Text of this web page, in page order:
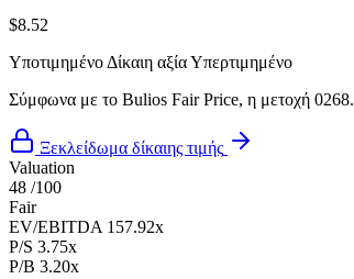
$8.52
Υποτιμημένο Δίκαιη αξίαΥπερτιμημένο
Σύμφωνα με το Bulios Fair Price, η μετοχή
Ξεκλείδωμα δίκαιης τιμής
Valuation
48 /100
Fair
EV/EBITDA 157.92x
P/S 3.75x
P/B 3.20x